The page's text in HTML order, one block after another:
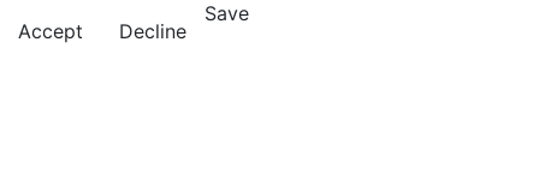
Accept
Decline
Save